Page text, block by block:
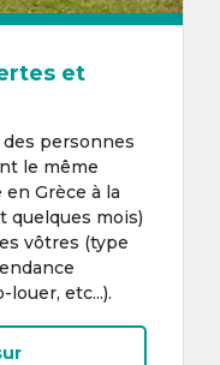
et
personnes
le même
Grèce à la
quelques mois)
vôtres (type
etc...).